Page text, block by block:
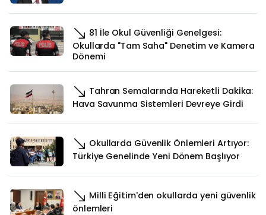
81 İle Okul Güvenliği Genelgesi:
Okullarda "Tam Saha" Denetim ve Kamera
Dönemi
Tahran Semalarında Hareketli Dakika:
Hava Savunma Sistemleri Devreye Girdi
Okullarda Güvenlik Önlemleri Artıyor:
Türkiye Genelinde Yeni Dönem Başlıyor
Milli Eğitim'den okullarda yeni güvenlik
önlemleri